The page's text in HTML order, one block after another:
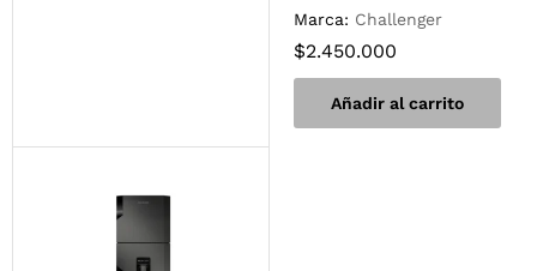
Marca: Challenger
$2.450.000
Añadir al carrito